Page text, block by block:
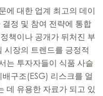
에 대한 업계 최고의 데이
정 및 참여 전략에 통합
책이나 공개가 뒤처진 부
시장의 트렌드를 긍정적
는 투자자들이 식품 사슬
구조(ESG) 리스크를 얼
데 유용한 자료가 되고 있